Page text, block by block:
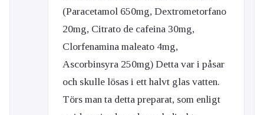
(Paracetamol 650mg, Dextrometorfano
20mg, Citrato de cafeina 30mg,
Clorfenamina maleato 4mg,
Ascorbinsyra 250mg) Detta var i påsar
och skulle lösas i ett halvt glas vatten.
Törs man ta detta preparat, som enligt